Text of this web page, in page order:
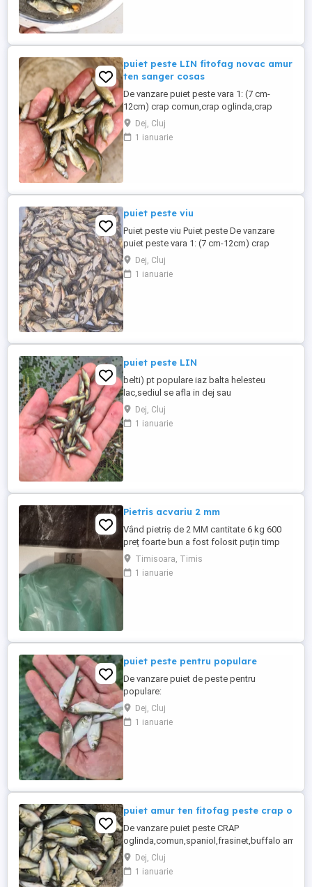
puiet peste LIN fitofag novac amur
ten sanger cosas
De vanzare puiet peste vara 1: (7 cm-
12cm) crap comun,crap oglinda,crap
spaniol,crap de dunare,crap buffalo,crap
frasinet,cteno
amur,fitofag,novac,sanger,somn
turzii,Mures,Aiud,Alba Iulia,Orastie,Satu ...
Dej, Cluj
1 ianuarie
puiet peste viu
Puiet peste viu Puiet peste De vanzare
puiet peste vara 1: (7 cm-12cm) crap
comun,crap oglinda,crap spaniol,cteno
amur,caras pentru
rapitor,fitofag,novac,sanger,somn
turzii,Mures,Aiud,Alba ...
Dej, Cluj
1 ianuarie
puiet peste LIN
belti) pt populare iaz balta helesteu
lac,sediul se afla in dej sau
gherla,produsul biologic se transporta in
saci cu oxigen sigilati:marime 3-4
cm,comanda minima de vanzare la acest
Dej, Cluj
1 ianuarie
Pietris acvariu 2 mm
Vând pietriș de 2 MM cantitate 6 kg 600
preț foarte bun a fost folosit puțin timp
detalii la telefon nu răspund la mesaje și
e-mail sunatima și vorbim.
Timisoara, Timis
1 ianuarie
puiet peste pentru populare
De vanzare puiet de peste pentru
populare:
amur,crap,sanger,novac,fitofag,LIN cu
dimensiune cuprinsa intre 5-13 cm,pestii
se ambaleaza la fata locului in saci cu
Dej, Cluj
1 ianuarie
puiet amur ten fitofag peste crap
De vanzare puiet peste CRAP
oglinda,comun,spaniol,frasinet,buffalo
iaz helesteu lac balta, : dimensiuni : 4-6 cm
judetul Cluj,Salaj,Bistrita,Jibou,Zalau,Baia
mare,Dej,Beclean,Gherla,Turda,Campia
Dej, Cluj
1 ianuarie